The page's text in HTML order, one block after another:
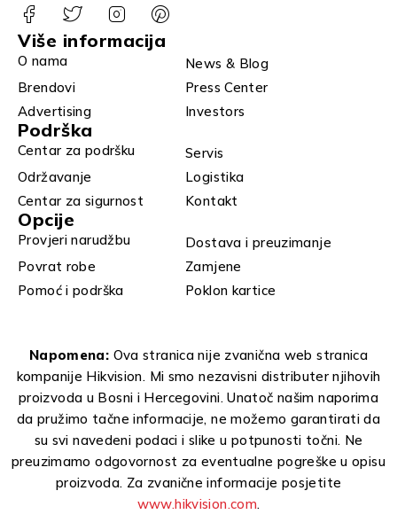
Više informacija
O nama
News & Blog
Brendovi
Press Center
Advertising
Investors
Podrška
Centar za podršku
Servis
Održavanje
Logistika
Centar za sigurnost
Kontakt
Opcije
Provjeri narudžbu
Dostava i preuzimanje
Povrat robe
Zamjene
Pomoć i podrška
Poklon kartice
Napomena: Ova stranica nije zvanična web stranica
kompanije Hikvision. Mi smo nezavisni distributer njihovih
proizvoda u Bosni i Hercegovini. Unatoč našim naporima
da pružimo tačne informacije, ne možemo garantirati da
su svi navedeni podaci i slike u potpunosti točni. Ne
preuzimamo odgovornost za eventualne pogreške u opisu
proizvoda. Za zvanične informacije posjetite
www.hikvision.com.